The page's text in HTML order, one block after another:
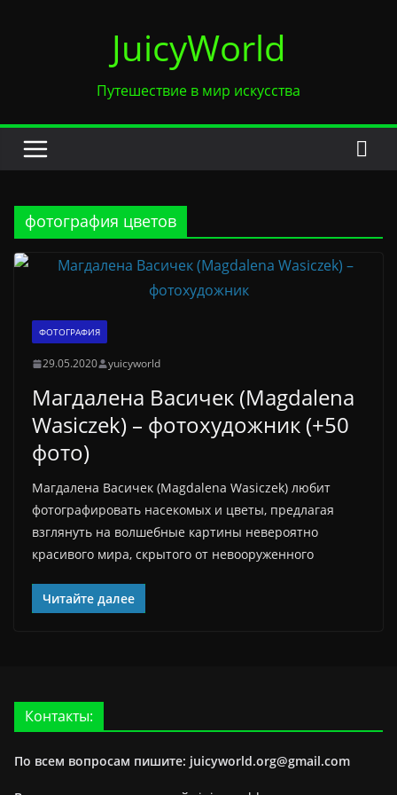
JuicyWorld
Путешествие в мир искусства
фотография цветов
ФОТОГРАФИЯ
29.05.2020 yuicyworld
Магдалена Васичек (Magdalena
Wasiczek) – фотохудожник (+50
фото)
Магдалена Васичек (Magdalena Wasiczek) любит
фотографировать насекомых и цветы, предлагая
взглянуть на волшебные картины невероятно
красивого мира, скрытого от невооруженного
Читайте далее
Контакты:
По всем вопросам пишите: juicyworld.org@gmail.com